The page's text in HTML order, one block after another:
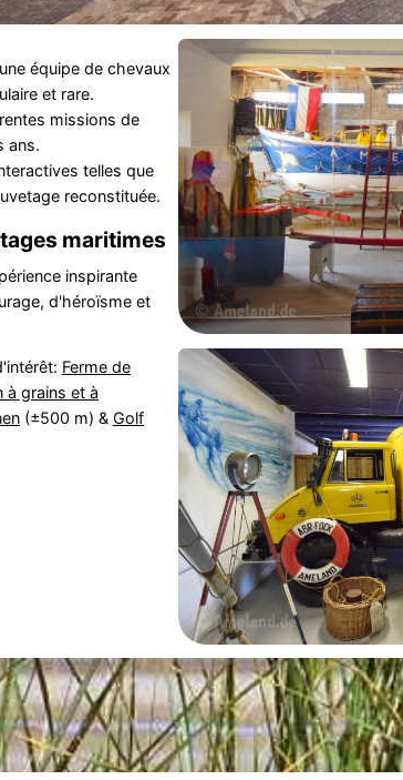
équipe de chevaux
et rare.
missions de
ans.
telles que
reconstituée.
maritimes
inspirante
d'héroïsme et
Ferme de
à grains et à
(±500 m) & Golf